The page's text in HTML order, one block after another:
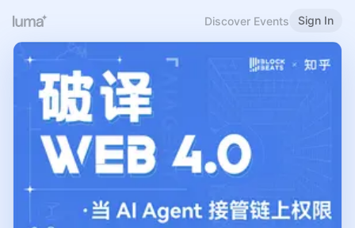
Discover Events Sign In